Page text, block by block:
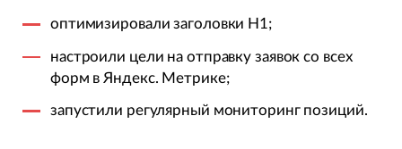
оптимизировали заголовки H1;
настроили цели на отправку заявок со всех
форм в Яндекс. Метрике;
запустили регулярный мониторинг позиций.